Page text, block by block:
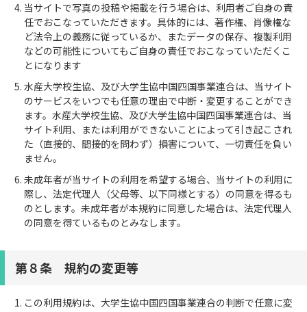
当サイトで写真の投稿や掲載を行う場合は、利用者ご自身の責
任でおこなっていただきます。具体的には、著作権、肖像権な
ど法令上の義務に従っているか、またデータの保存、複製利用
などの可能性についてもご自身の責任でおこなっていただくこ
とになります
水産大学校生協、及び大学生協中国四国事業連合は、当サイト
のサービスをいつでも任意の理由で中断・変更することができ
ます。水産大学校生協、及び大学生協中国四国事業連合は、当
サイト利用、または利用ができないことによって引き起こされ
た（直接的、間接的を問わず）損害について、一切責任を負い
ません。
未成年者が当サイトの利用を希望する場合、当サイトの利用に
際し、法定代理人（父母等、以下同様とする）の同意を得るも
のとします。未成年者が本規約に同意した場合は、法定代理人
の同意を得ているものとみなします。
第８条 規約の変更等
この利用規約は、大学生協中国四国事業連合の判断で任意に変